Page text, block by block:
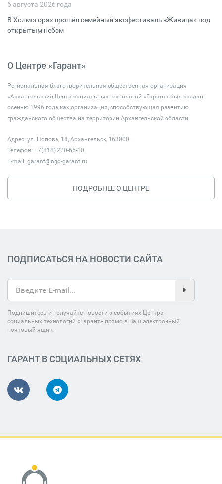
6 августа 2026 года
В Холмогорах прошёл семейный экофестиваль «Живица» под
открытым небом
О Центре «Гарант»
Региональная благотворительная общественная организация
«Архангельский Центр социальных технологий «Гарант» был создан
осенью 1996 года как организация, способствующая развитию
гражданского общества на территории Архангельской области
Адрес: ул. Попова, 18, Архангельск, 163000
Телефон: +7(818) 220-65-10
E-mail: garant@ngo-garant.ru
ПОДРОБНЕЕ О ЦЕНТРЕ
ПОДПИСАТЬСЯ НА НОВОСТИ САЙТА
Подпишитесь и получайте новости о событиях Центра
социальных технологий «Гарант» прямо в Ваш электронный
почтовый ящик.
ГАРАНТ В СОЦИАЛЬНЫХ СЕТЯХ